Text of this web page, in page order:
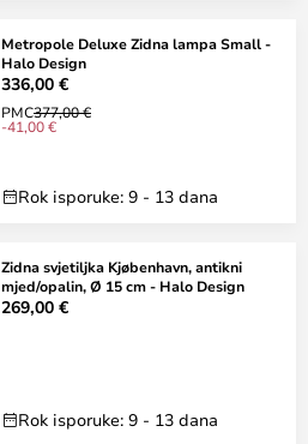
Metropole Deluxe Zidna lampa Small -
Halo Design
336,00 €
PMC377,00 €
-41,00 €
Rok isporuke: 9 - 13 dana
Zidna svjetiljka Kjøbenhavn, antikni
mjed/opalin, Ø 15 cm - Halo Design
269,00 €
Rok isporuke: 9 - 13 dana